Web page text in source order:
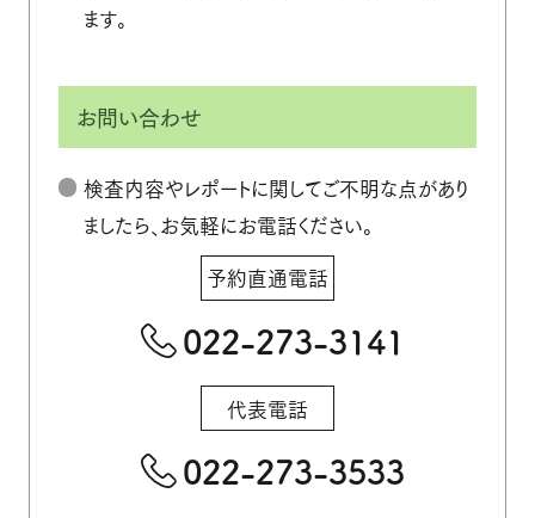
ます。
お問い合わせ
検査内容やレポートに関してご不明な点があり
ましたら、お気軽にお電話ください。
予約直通電話
022-273-3141
代表電話
022-273-3533